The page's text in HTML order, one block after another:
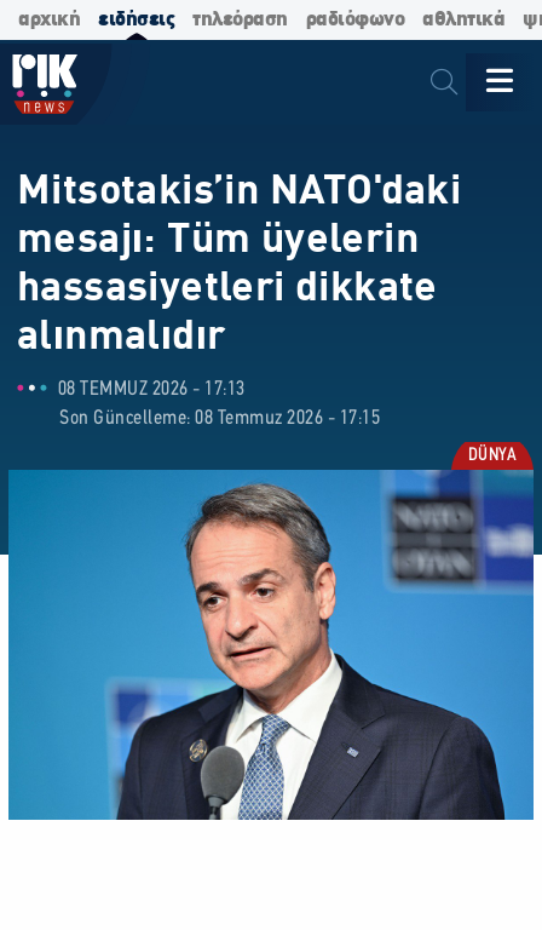
αρχική ειδήσεις τηλεόραση ραδιόφωνο αθλητικά
Mitsotakis’in NATO'daki
mesajı: Tüm üyelerin
hassasiyetleri dikkate
alınmalıdır
08 TEMMUZ 2026 - 17:13
Son Güncelleme: 08 Temmuz 2026 - 17:15
DÜNYA